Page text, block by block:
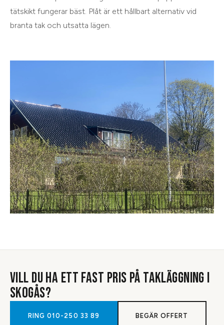
tätskikt fungerar bäst. Plåt är ett hållbart alternativ vid
branta tak och utsatta lägen.
VILL DU HA ETT FAST PRIS PÅ TAKLÄGGNING I
SKOGÅS?
RING010-250 33 89 BEGÄR OFFERT